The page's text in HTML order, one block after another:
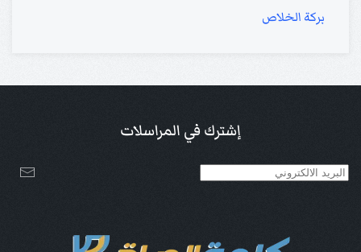
بركة الخلاص
إشترك في المراسلات